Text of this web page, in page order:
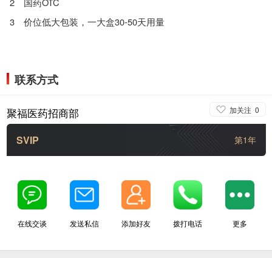
3 价位低大包装，一大盒30-50天用量
联系方式
加关注 0
聚福医药招商部
SVIP 第1年
在线交谈 发送私信 添加好友 拨打电话 更多